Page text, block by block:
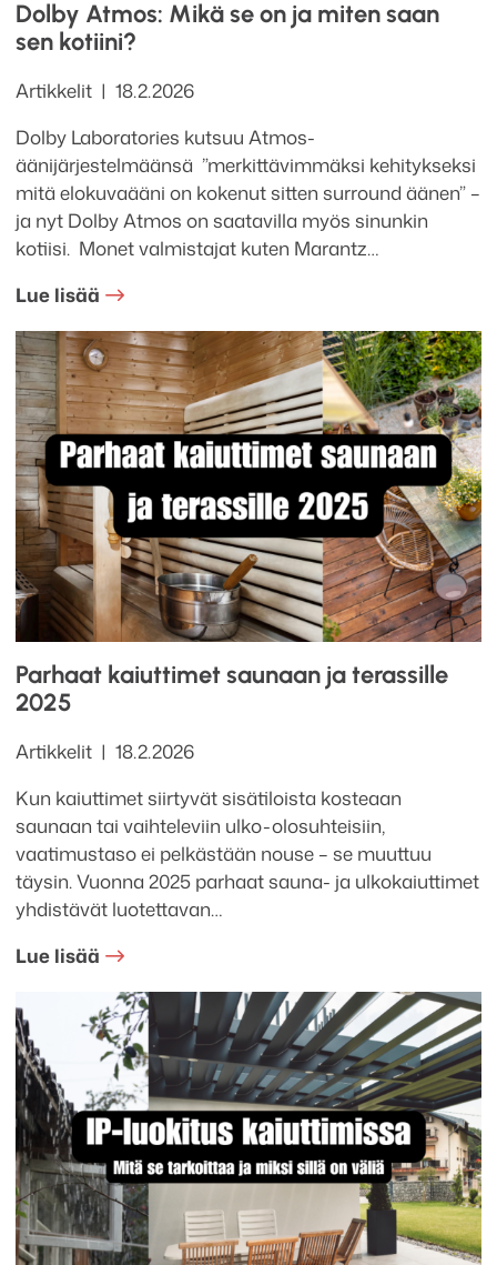
Dolby Atmos: Mikä se on ja miten saan
sen kotiini?
Kategoriat
Artikkelit Julkaistu
18.2.2026
Dolby Laboratories kutsuu Atmos-
äänijärjestelmäänsä ”merkittävimmäksi kehitykseksi
mitä elokuvaääni on kokenut sitten surround äänen” –
ja nyt Dolby Atmos on saatavilla myös sinunkin
kotiisi. Monet valmistajat kuten Marantz…
Lue lisää
Parhaat kaiuttimet saunaan ja terassille
2025
Kategoriat
Artikkelit Julkaistu
18.2.2026
Kun kaiuttimet siirtyvät sisätiloista kosteaan
saunaan tai vaihteleviin ulko-olosuhteisiin,
vaatimustaso ei pelkästään nouse – se muuttuu
täysin. Vuonna 2025 parhaat sauna- ja ulkokaiuttimet
yhdistävät luotettavan…
Lue lisää